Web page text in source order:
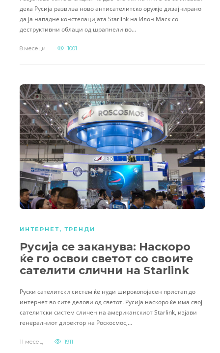
дека Русија развива ново антисателитско оружје дизајнирано
да ја нападне констелацијата Starlink на Илон Маск со
деструктивни облаци од шрапнели во…
8 месеци 1001
ИНТЕРНЕТ, ТРЕНДИ
Русија се заканува: Наскоро
ќе го освои светот со своите
сателити слични на Starlink
Руски сателитски систем ќе нуди широкопојасен пристап до
интернет во сите делови од светот. Русија наскоро ќе има свој
сателитски систем сличен на американскиот Starlink, изјави
генералниот директор на Роскосмос,…
11 месец 1911